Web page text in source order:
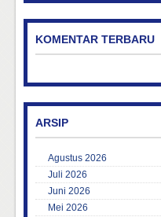
KOMENTAR TERBARU
ARSIP
Agustus 2026
Juli 2026
Juni 2026
Mei 2026